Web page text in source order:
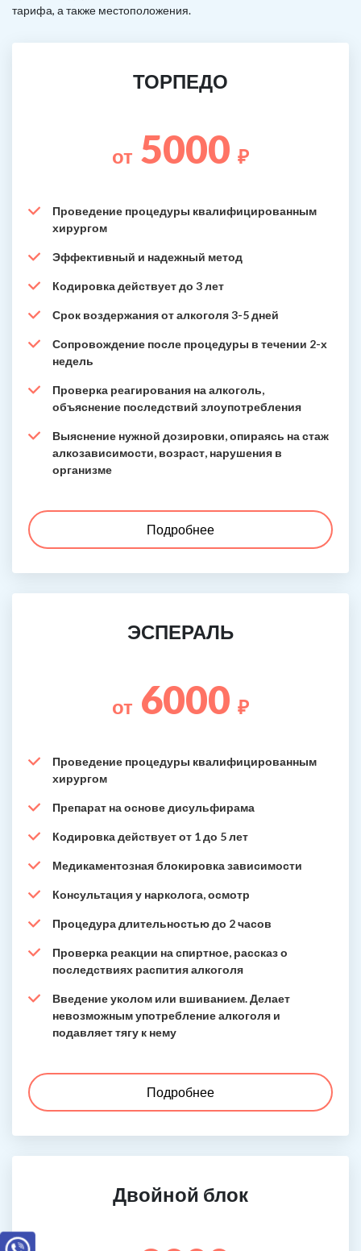
тарифа, а также местоположения.
ТОРПЕДО
от 5000 ₽
Проведение процедуры квалифицированным
хирургом
Эффективный и надежный метод
Кодировка действует до 3 лет
Срок воздержания от алкоголя 3-5 дней
Сопровождение после процедуры в течении 2-х
недель
Проверка реагирования на алкоголь,
объяснение последствий злоупотребления
Выяснение нужной дозировки, опираясь на стаж
алкозависимости, возраст, нарушения в
организме
Подробнее
ЭСПЕРАЛЬ
от 6000 ₽
Проведение процедуры квалифицированным
хирургом
Препарат на основе дисульфирама
Кодировка действует от 1 до 5 лет
Медикаментозная блокировка зависимости
Консультация у нарколога, осмотр
Процедура длительностью до 2 часов
Проверка реакции на спиртное, рассказ о
последствиях распития алкоголя
Введение уколом или вшиванием. Делает
невозможным употребление алкоголя и
подавляет тягу к нему
Подробнее
Двойной блок